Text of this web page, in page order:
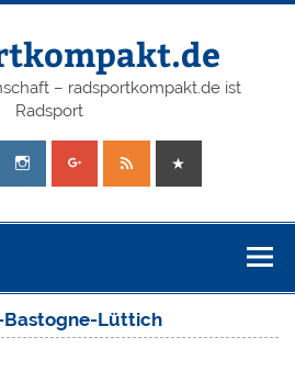
– radsportkompakt.de ist
Radsport
Lüttich